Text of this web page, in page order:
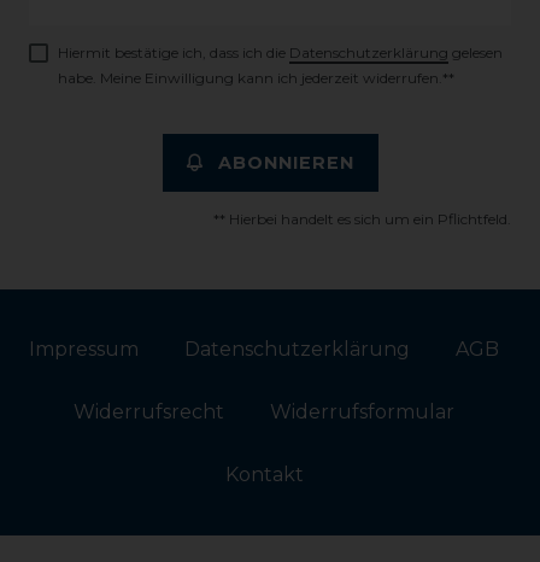
Hiermit bestätige ich, dass ich die Daten­schutz­erklärung gelesen
habe. Meine Einwilligung kann ich jederzeit widerrufen.**
ABONNIEREN
** Hierbei handelt es sich um ein Pflichtfeld.
Impressum Daten­schutz­erklärung AGB
Widerrufs­recht Widerrufs­formular
Kontakt